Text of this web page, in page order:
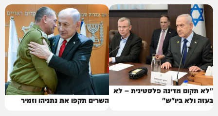
"לא תקום מדינה פלסטינית – לא
בעזה ולא ביו"ש"
השרים תקפו את נתניהו וזמיר